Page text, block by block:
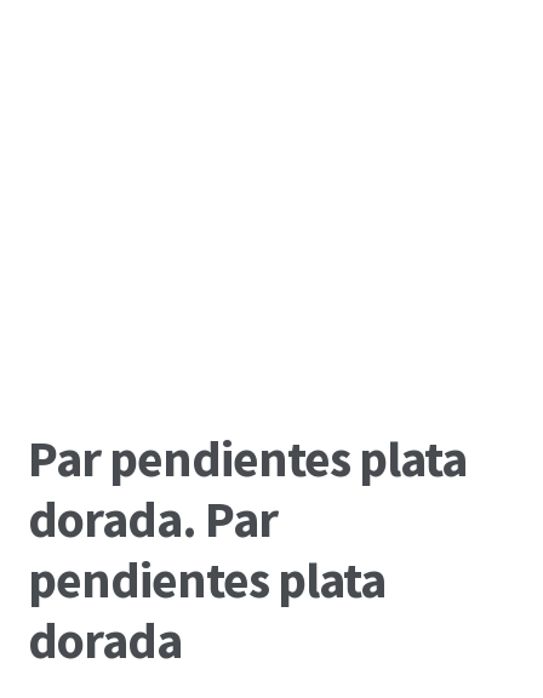
Par pendientes plata
dorada. Par
pendientes plata
dorada